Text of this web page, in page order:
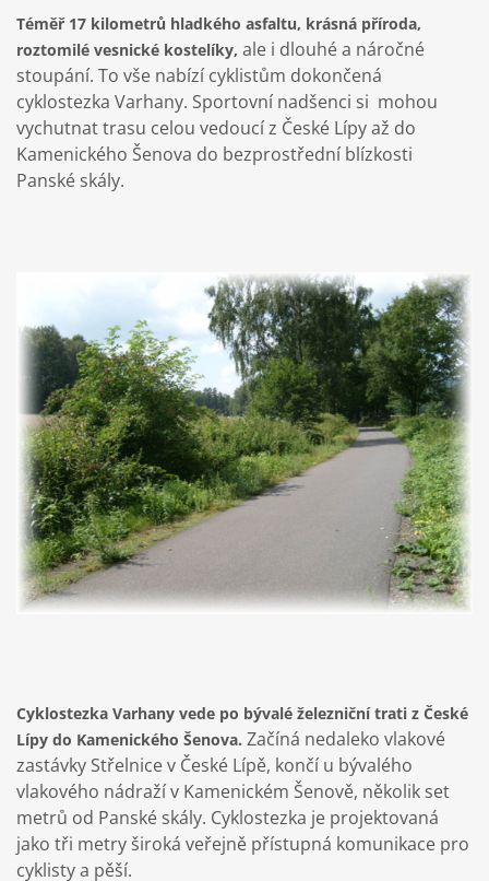
Téměř 17 kilometrů hladkého asfaltu, krásná příroda,
roztomilé vesnické kostelíky, ale i dlouhé a náročné
stoupání. To vše nabízí cyklistům dokončená
cyklostezka Varhany. Sportovní nadšenci si mohou
vychutnat trasu celou vedoucí z České Lípy až do
Kamenického Šenova do bezprostřední blízkosti
Panské skály.
Cyklostezka Varhany vede po bývalé železniční trati z České
Lípy do Kamenického Šenova. Začíná nedaleko vlakové
zastávky Střelnice v České Lípě, končí u bývalého
vlakového nádraží v Kamenickém Šenově, několik set
metrů od Panské skály. Cyklostezka je projektovaná
jako tři metry široká veřejně přístupná komunikace pro
cyklisty a pěší.